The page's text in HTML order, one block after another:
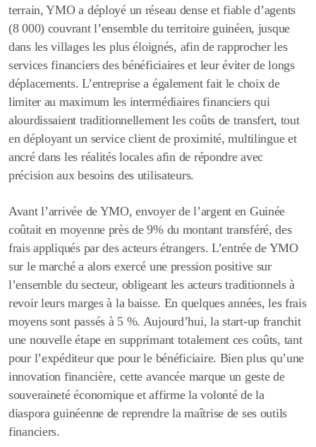
terrain, YMO a déployé un réseau dense et fiable d’agents
(8 000) couvrant l’ensemble du territoire guinéen, jusque
dans les villages les plus éloignés, afin de rapprocher les
services financiers des bénéficiaires et leur éviter de longs
déplacements. L’entreprise a également fait le choix de
limiter au maximum les intermédiaires financiers qui
alourdissaient traditionnellement les coûts de transfert, tout
en déployant un service client de proximité, multilingue et
ancré dans les réalités locales afin de répondre avec
précision aux besoins des utilisateurs.
Avant l’arrivée de YMO, envoyer de l’argent en Guinée
coûtait en moyenne près de 9% du montant transféré, des
frais appliqués par des acteurs étrangers. L’entrée de YMO
sur le marché a alors exercé une pression positive sur
l’ensemble du secteur, obligeant les acteurs traditionnels à
revoir leurs marges à la baisse. En quelques années, les frais
moyens sont passés à 5 %. Aujourd’hui, la start-up franchit
une nouvelle étape en supprimant totalement ces coûts, tant
pour l’expéditeur que pour le bénéficiaire. Bien plus qu’une
innovation financière, cette avancée marque un geste de
souveraineté économique et affirme la volonté de la
diaspora guinéenne de reprendre la maîtrise de ses outils
financiers.